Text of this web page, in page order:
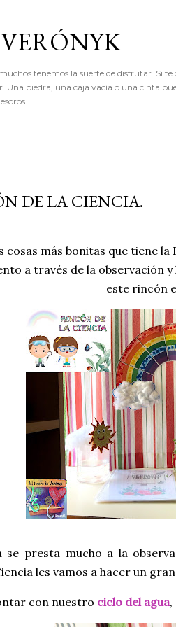
tenemos la suerte de disfrutar. Si
Una piedra, una caja vacía o una cinta
DE LA CIENCIA.
cosas más bonitas que tiene
a través de la observación
este rincón
se presta mucho a la
les vamos a hacer un
con nuestro ciclo del agua,